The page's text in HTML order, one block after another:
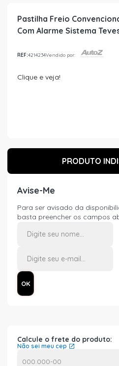
Pastilha Freio
Com Alarme Sistema
REF:4214234Vendido por:
Clique e veja!
PRODUTO
Avise-Me
Para ser avisado da
basta preencher os campos
Calcule o frete do produto:
Não sei meu cep